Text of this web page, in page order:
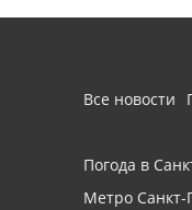
Все новости
Погода в
Метро Санкт-